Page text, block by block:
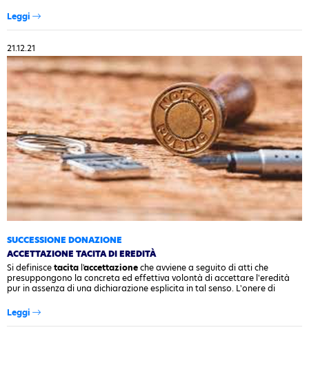
Leggi
21.12.21
SUCCESSIONE DONAZIONE
ACCETTAZIONE TACITA DI EREDITÀ
Si definiscetacita l'accettazioneche avviene a seguito di atti che
presuppongono la concreta ed effettiva volontà di accettare l'eredità
pur in assenza di una dichiarazione esplicita in tal senso. L'onere di
Leggi